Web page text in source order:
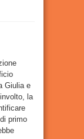
Giulia e
la
primo